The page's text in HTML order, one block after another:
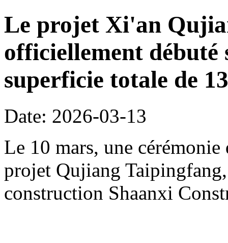
Le projet Xi'an
officiellement débuté
superficie totale de
Date: 2026-03-13
Le 10 mars, une
projet Qujiang
construction Shaanxi